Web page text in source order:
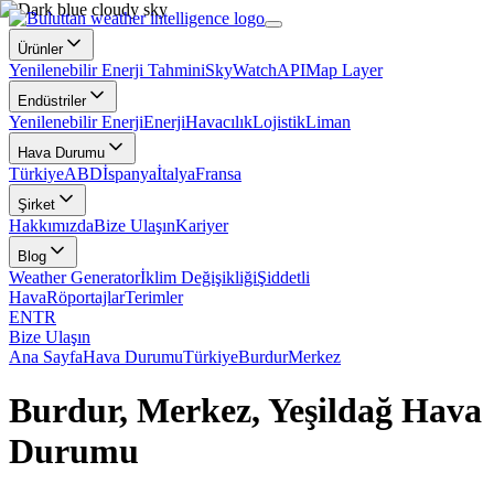
Ürünler
Yenilenebilir Enerji TahminiSkyWatchAPIMap Layer
Endüstriler
Yenilenebilir EnerjiEnerjiHavacılıkLojistikLiman
Hava Durumu
TürkiyeABDİspanyaİtalyaFransa
Şirket
HakkımızdaBize UlaşınKariyer
Blog
Weather Generatorİklim DeğişikliğiŞiddetli
HavaRöportajlarTerimler
ENTR
Bize Ulaşın
Ana SayfaHava DurumuTürkiyeBurdurMerkez
Burdur, Merkez, Yeşildağ Hava
Durumu